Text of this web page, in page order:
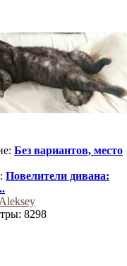
Без вариантов, место
Повелители дивана:
Aleksey
8298